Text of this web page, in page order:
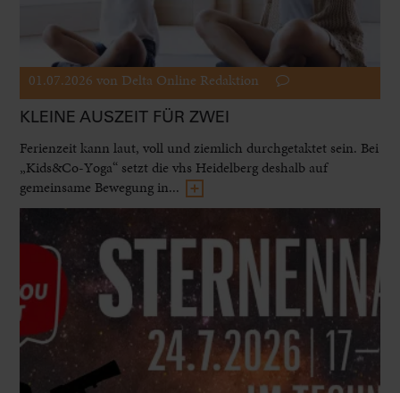
01.07.2026 von Delta Online Redaktion
KLEINE AUSZEIT FÜR ZWEI
Ferienzeit kann laut, voll und ziemlich durchgetaktet sein. Bei
„Kids&Co-Yoga“ setzt die vhs Heidelberg deshalb auf
gemeinsame Bewegung in...